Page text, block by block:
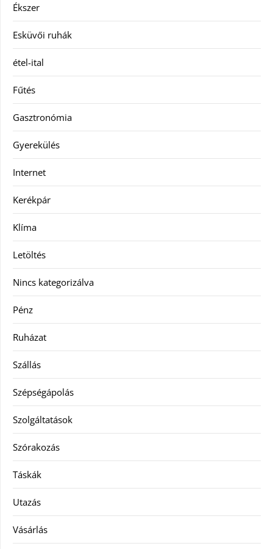
Ékszer
Esküvői ruhák
étel-ital
Fűtés
Gasztronómia
Gyerekülés
Internet
Kerékpár
Klíma
Letöltés
Nincs kategorizálva
Pénz
Ruházat
Szállás
Szépségápolás
Szolgáltatások
Szórakozás
Táskák
Utazás
Vásárlás